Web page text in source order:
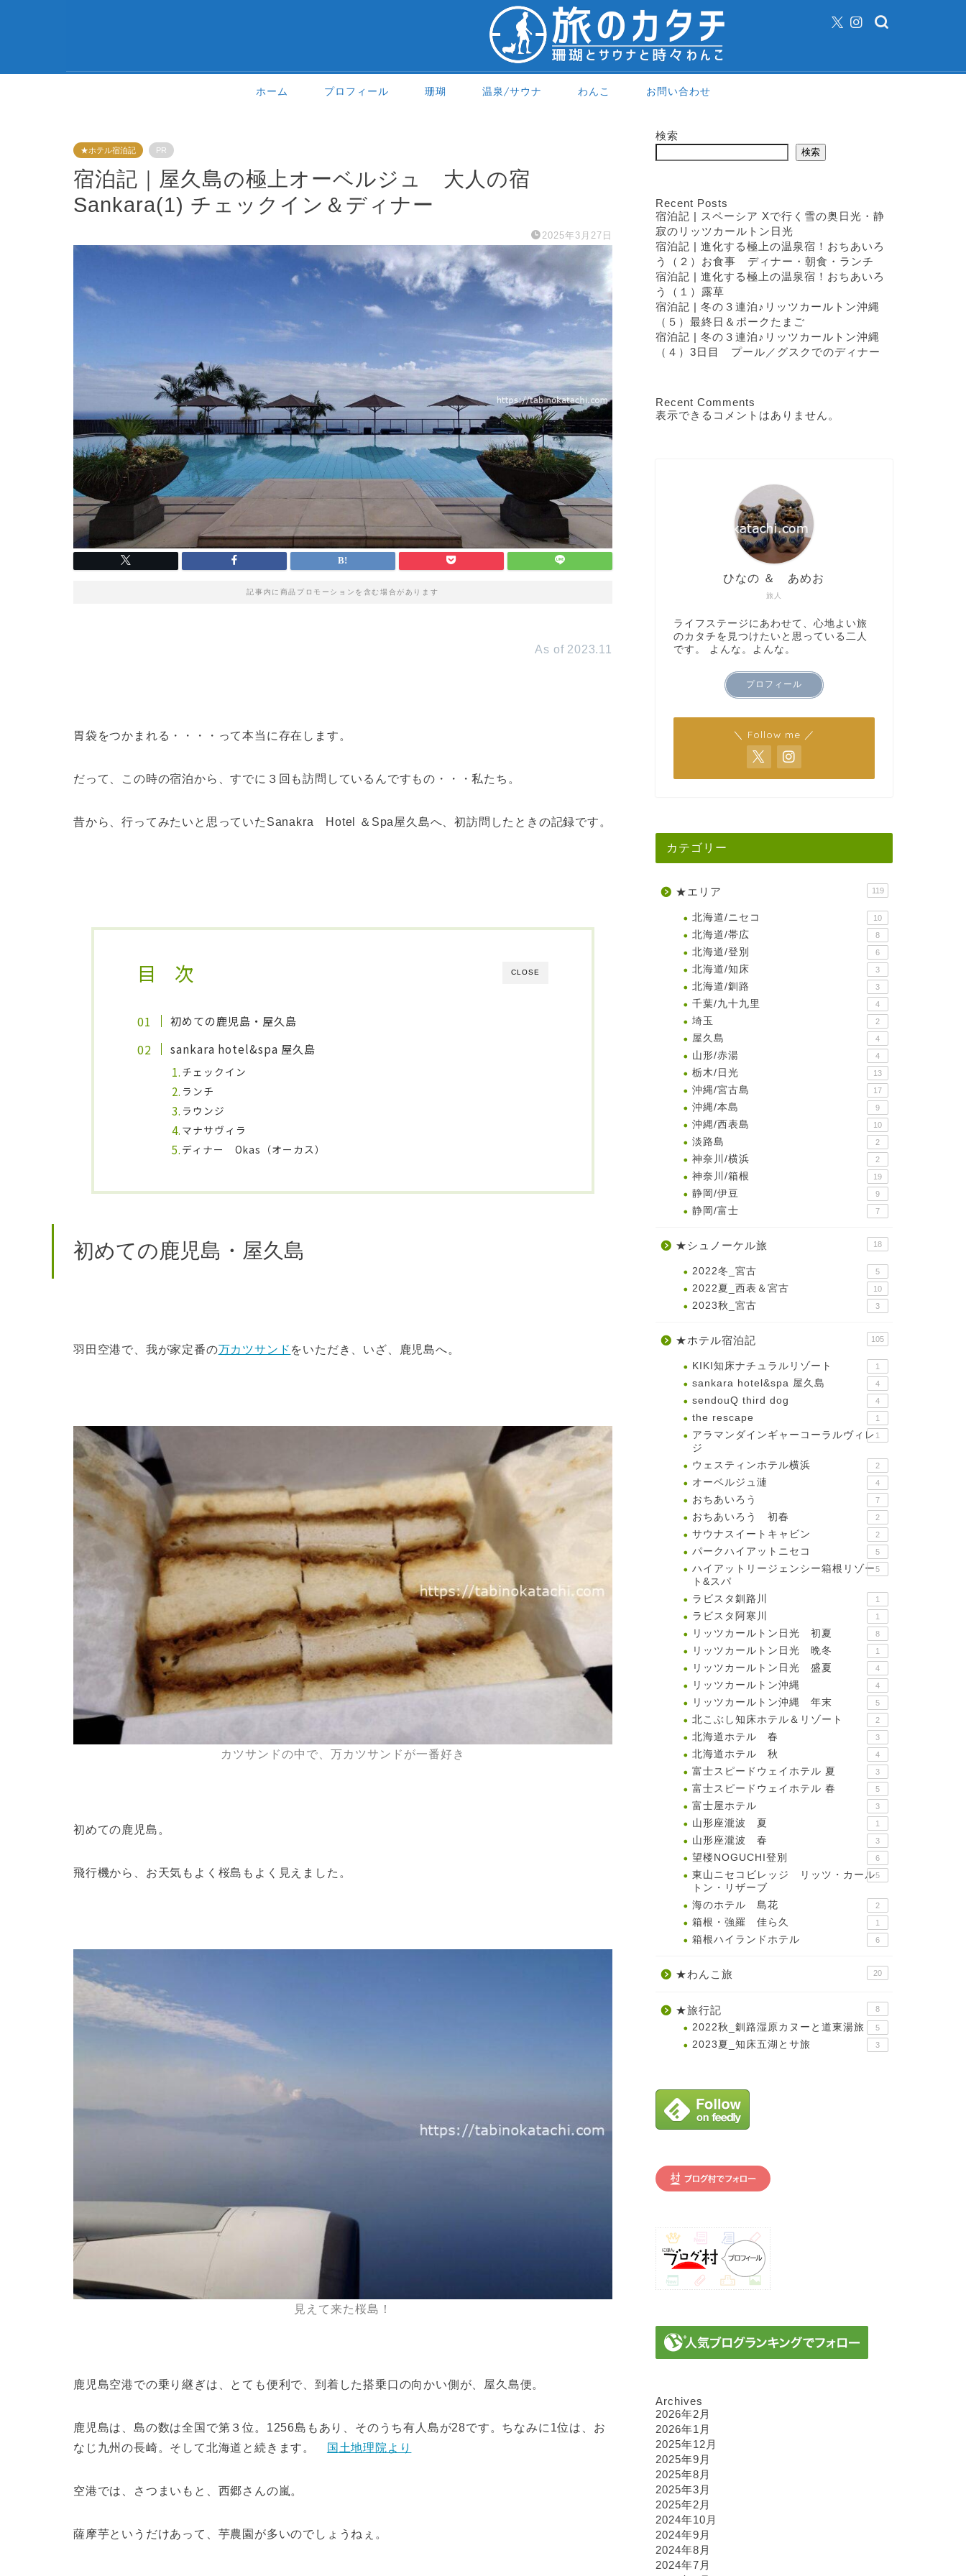
ホーム プロフィール 珊瑚 温泉/サウナ わんこ お問い合わせ
★ホテル宿泊記 PR
宿泊記｜屋久島の極上オーベルジュ 大人の宿
Sankara(1) チェックイン＆ディナー
2025年3月27日
記事内に商品プロモーションを含む場合があります
As of 2023.11
胃袋をつかまれる・・・・って本当に存在します。
だって、この時の宿泊から、すでに３回も訪問しているんですもの・・・私たち。
昔から、行ってみたいと思っていたSanakra Hotel ＆Spa屋久島へ、初訪問したときの記録です。
CLOSE
目 次
初めての鹿児島・屋久島
sankara hotel&spa 屋久島
チェックイン
ランチ
ラウンジ
マナサヴィラ
ディナー Okas（オーカス）
初めての鹿児島・屋久島
羽田空港で、我が家定番の万カツサンド をいただき、いざ、鹿児島へ。
カツサンドの中で、万カツサンドが一番好き
初めての鹿児島。
飛行機から、お天気もよく桜島もよく見えました。
見えて来た桜島！
鹿児島空港での乗り継ぎは、とても便利で、到着した搭乗口の向かい側が、屋久島便。
鹿児島は、島の数は全国で第３位。1256島もあり、そのうち有人島が28です。ちなみに1位は、お
なじ九州の長崎。そして北海道と続きます。
国土地理院より
空港では、さつまいもと、西郷さんの嵐。
薩摩芋というだけあって、芋農園が多いのでしょうねぇ。
検索
検索
Recent Posts
宿泊記 | スペーシア Xで行く雪の奥日光・静
寂のリッツカールトン日光
宿泊記 | 進化する極上の温泉宿！おちあいろ
う（２）お食事 ディナー・朝食・ランチ
宿泊記 | 進化する極上の温泉宿！おちあいろ
う（１）露草
宿泊記 | 冬の３連泊♪リッツカールトン沖縄
（５）最終日＆ポークたまご
宿泊記 | 冬の３連泊♪リッツカールトン沖縄
（４）3日目 プール／グスクでのディナー
Recent Comments
表示できるコメントはありません。
旅人
ひなの ＆ あめお
ライフステージにあわせて、心地よい旅
のカタチを見つけたいと思っている二人
です。 よんな。よんな。
プロフィール
＼ Follow me ／
カテゴリー
★エリア 119
北海道/ニセコ 10
北海道/帯広 8
北海道/登別 6
北海道/知床 3
北海道/釧路 3
千葉/九十九里 4
埼玉 2
屋久島 4
山形/赤湯 4
栃木/日光 13
沖縄/宮古島 17
沖縄/本島 9
沖縄/西表島 10
淡路島 2
神奈川/横浜 2
神奈川/箱根 19
静岡/伊豆 9
静岡/富士 7
★シュノーケル旅 18
2022冬_宮古 5
2022夏_西表＆宮古 10
2023秋_宮古 3
★ホテル宿泊記 105
KIKI知床ナチュラルリゾート 1
sankara hotel&spa 屋久島 4
sendouQ third dog 4
the rescape 1
アラマンダインギャーコーラルヴィレ
ジ
1
ウェスティンホテル横浜 2
オーベルジュ漣 4
おちあいろう 7
おちあいろう 初春 2
サウナスイートキャビン 2
パークハイアットニセコ 5
ハイアットリージェンシー箱根リゾー
ト&スパ
5
ラビスタ釧路川 1
ラビスタ阿寒川 1
リッツカールトン日光 初夏 8
リッツカールトン日光 晩冬 1
リッツカールトン日光 盛夏 4
リッツカールトン沖縄 4
リッツカールトン沖縄 年末 5
北こぶし知床ホテル＆リゾート 2
北海道ホテル 春 3
北海道ホテル 秋 4
富士スピードウェイホテル 夏 3
富士スピードウェイホテル 春 5
富士屋ホテル 3
山形座瀧波 夏 1
山形座瀧波 春 3
望楼NOGUCHI登別 6
東山ニセコビレッジ リッツ・カール
トン・リザーブ
5
海のホテル 島花 2
箱根・強羅 佳ら久 1
箱根ハイランドホテル 6
★わんこ旅 20
★旅行記 8
2022秋_釧路湿原カヌーと道東湯旅 5
2023夏_知床五湖とサ旅 3
Archives
2026年2月
2026年1月
2025年12月
2025年9月
2025年8月
2025年3月
2025年2月
2024年10月
2024年9月
2024年8月
2024年7月